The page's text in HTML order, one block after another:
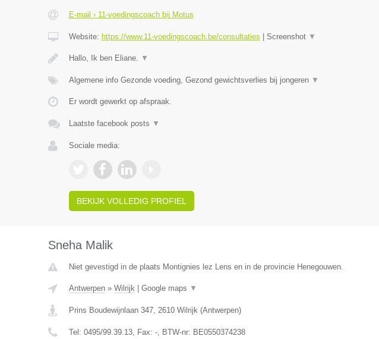
E-mail › 11-voedingscoach bij Motus
Website: https://www.11-voedingscoach.be/consultaties Screenshot ▼
Hallo, Ik ben Eliane. ▼
Algemene info Gezonde voeding, Gezond gewichtsverlies bij jongeren ▼
Er wordt gewerkt op afspraak.
Laatste facebook posts ▼
Sociale media:
BEKIJK VOLLEDIG PROFIEL
Sneha Malik
Niet gevestigd in de plaats Montignies lez Lens en in de provincie Henegouwen.
Antwerpen» Wilrijk| Google maps ▼
Prins Boudewijnlaan 347, 2610 Wilrijk(Antwerpen)
Tel: 0495/99.39.13, Fax: -, BTW-nr: BE0550374238